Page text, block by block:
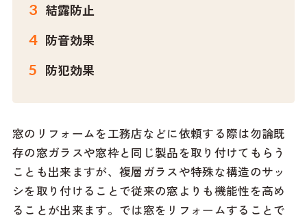
結露防止
防音効果
防犯効果
窓のリフォームを工務店などに依頼する際は勿論既
存の窓ガラスや窓枠と同じ製品を取り付けてもらう
ことも出来ますが、複層ガラスや特殊な構造のサッ
シを取り付けることで従来の窓よりも機能性を高め
ることが出来ます。では窓をリフォームすることで